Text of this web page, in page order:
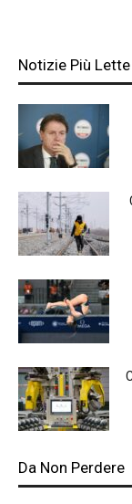
Notizie Più Lette
Da Non Perdere